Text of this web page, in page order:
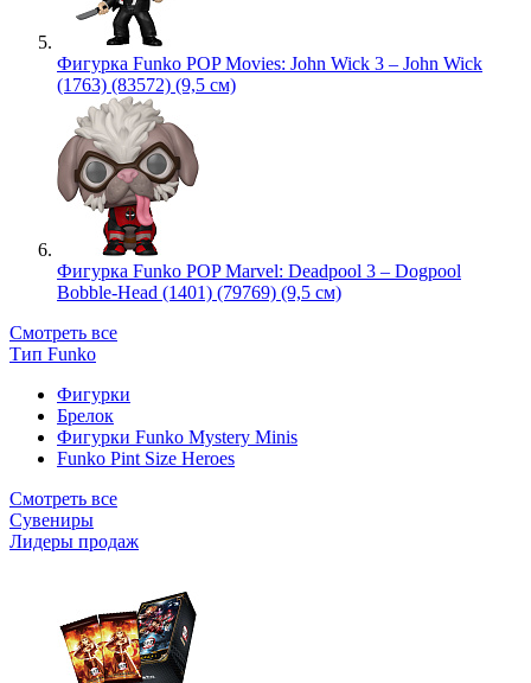
Фигурка Funko POP Movies: John Wick 3 – John Wick
(1763) (83572) (9,5 см)
Фигурка Funko POP Marvel: Deadpool 3 – Dogpool
Bobble-Head (1401) (79769) (9,5 см)
Смотреть все
Тип Funko
Фигурки
Брелок
Фигурки Funko Mystery Minis
Funko Pint Size Heroes
Смотреть все
Сувениры
Лидеры продаж